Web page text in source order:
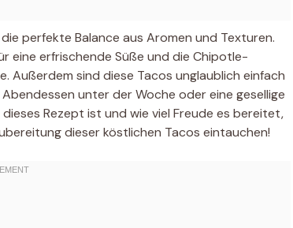
perfekte Balance aus Aromen und Texturen.
eine erfrischende Süße und die Chipotle-
Außerdem sind diese Tacos unglaublich einfach
unter der Woche oder eine gesellige
Rezept ist und wie viel Freude es bereitet,
dieser köstlichen Tacos eintauchen!